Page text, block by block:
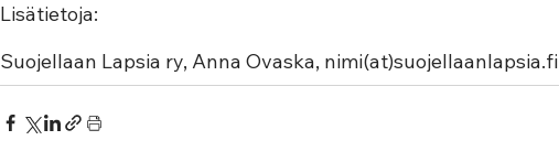
Lisätietoja:
Suojellaan Lapsia ry, Anna Ovaska, nimi(at)suojellaanlapsia.fi